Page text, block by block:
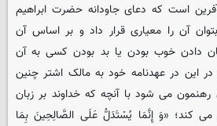
است که دعای جاودانه حضرت ابراهیم
آن را معیاری قرار داد و بر اساس آن
دادن خوب بودن یا بد بودن کسی به آن
در این در عهدنامه خود به مالک اشتر چنین
می شود با آنچه که خداوند بر زبان
می کند؛ «وَ إِنَّمَا یُسْتَدَلُّ عَلَى الصَّالِحِینَ بِمَا